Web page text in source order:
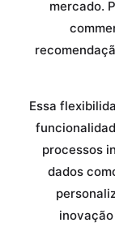
mercado.
Essa
processos
dados